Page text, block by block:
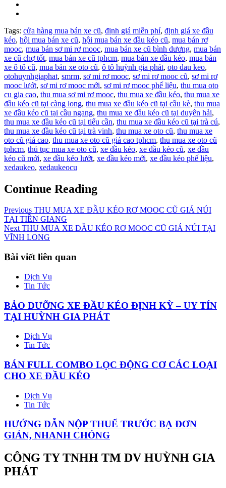
Tags: cửa hàng mua bán xe cũ, định giá miễn phí, định giá xe đầu
kéo, hội mua bán xe cũ, hội mua bán xe đầu kéo cũ, mua bán rơ
mooc, mua bán sơ mi rơ mooc, mua bán xe cũ bình dương, mua bán
xe cũ chợ tốt, mua bán xe cũ tphcm, mua bán xe đầu kéo, mua bán
xe ô tô cũ, mua bán xe oto cũ, ô tô huỳnh gia phát, oto dau keo,
otohuynhgiaphat, smrm, sơ mi rơ mooc, sơ mi rơ mooc cũ, sơ mi rơ
mooc lướt, sơ mi rơ mooc mới, sơ mi rơ mooc phế liệu, thu mua oto
cu gia cao, thu mua sơ mi rơ mooc, thu mua xe đầu kéo, thu mua xe
đầu kéo cũ tại càng long, thu mua xe đầu kéo cũ tại cầu kè, thu mua
xe đầu kéo cũ tại cầu ngang, thu mua xe đầu kéo cũ tại duyên hải,
thu mua xe đầu kéo cũ tại tiểu cần, thu mua xe đầu kéo cũ tại trà cú,
thu mua xe đầu kéo cũ tại trà vinh, thu mua xe oto cũ, thu mua xe
oto cũ giá cao, thu mua xe oto cũ giá cao tphcm, thu mua xe oto cũ
tphcm, thủ tục mua xe oto cũ, xe đầu kéo, xe đầu kéo cũ, xe đầu
kéo cũ mới, xe đầu kéo lướt, xe đầu kéo mới, xe đầu kéo phế liệu,
xedaukeo, xedaukeocu
Continue Reading
Previous THU MUA XE ĐẦU KÉO RƠ MOOC CŨ GIÁ NÚI
TẠI TIỀN GIANG
NextTHU MUA XE ĐẦU KÉO RƠ MOOC CŨ GIÁ NÚI TẠI
VĨNH LONG
Bài viết liên quan
Dịch Vụ
Tin Tức
BẢO DƯỠNG XE ĐẦU KÉO ĐỊNH KỲ – UY TÍN
TẠI HUỲNH GIA PHÁT
Dịch Vụ
Tin Tức
BÁN FULL COMBO LỌC ĐỘNG CƠ CÁC LOẠI
CHO XE ĐẦU KÉO
Dịch Vụ
Tin Tức
HƯỚNG DẪN NỘP THUẾ TRƯỚC BẠ ĐƠN
GIẢN, NHANH CHÓNG
CÔNG TY TNHH TM DV HUỲNH GIA
PHÁT